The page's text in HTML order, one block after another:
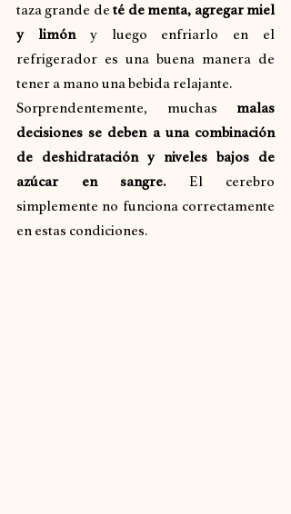
taza grande de té de menta, agregar miel
y limón y luego enfriarlo en el
refrigerador es una buena manera de
tener a mano una bebida relajante.
Sorprendentemente, muchas malas
decisiones se deben a una combinación
de deshidratación y niveles bajos de
azúcar en sangre. El cerebro
simplemente no funciona correctamente
en estas condiciones.